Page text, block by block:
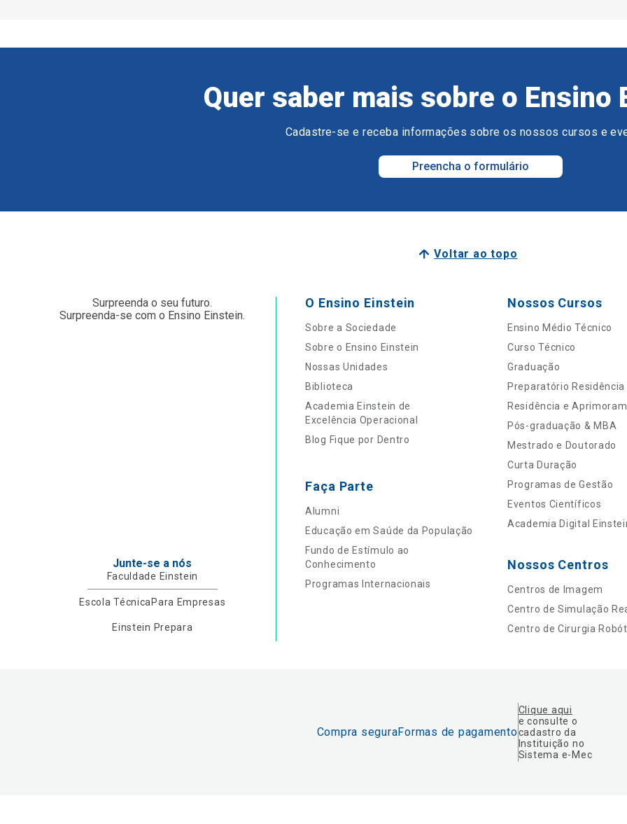
Quer saber mais sobre o Ensino
Cadastre-se e receba informações sobre os nossos cursos e
Preencha o formulário
Voltar ao topo
Surpreenda o seu futuro.
Surpreenda-se com o Ensino Einstein.
Junte-se a nós
Faculdade Einstein
Escola Técnica Para Empresas
Einstein Prepara
O Ensino Einstein
Sobre a Sociedade
Sobre o Ensino Einstein
Nossas Unidades
Biblioteca
Academia Einstein de
Excelência Operacional
Blog Fique por Dentro
Faça Parte
Alumni
Educação em Saúde da População
Fundo de Estímulo ao
Conhecimento
Programas Internacionais
Nossos Cursos
Ensino Médio Técnico
Curso Técnico
Graduação
Preparatório Residência
Residência e
Pós-graduação & MBA
Mestrado e Doutorado
Curta Duração
Programas de Gestão
Eventos Científicos
Academia Digital
Nossos Centros
Centros de Imagem
Centro de Simulação
Centro de Cirurgia
Compra seguraFormas de pagamento
Clique aqui
e consulte o
cadastro da
Instituição no
Sistema e-Mec